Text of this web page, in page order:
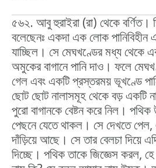
৫৬২. আবু হুরাইরা (রা) থেকে বর্ণিত।
বলেছেনঃ একদা এক লোক পানিবিহীন
যাচ্ছিল। সে মেঘখণ্ডের মধ্য থেকে
অমুকের বাগানে পানি দাও। ফলে
গেল এবং একটি প্রস্তরময় ভূখণ্ডে
ছোট ছোট নালাসমূহ থেকে বড় একটি
পুরো বাগানকে বেষ্টন করে নিল।
পেছনে যেতে থাকল। সে দেখতে
দাঁড়িয়ে আছে। সে তার বেলচা দিয়ে
দিচ্ছে। পথিক তাকে জিজ্ঞেস করল,